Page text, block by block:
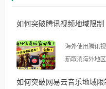
如何突破腾讯视频地域限制
海外使用腾讯
茄取消海外地区限制。 当在海外打开
示语。 海外用户如香港、澳门、台湾、美国、加拿
如何突破网易云音乐地域限